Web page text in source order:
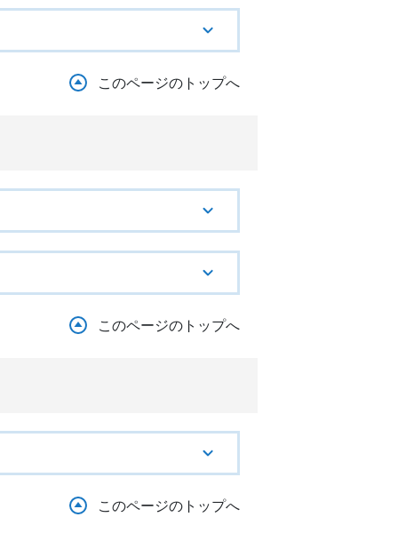
このページのトップへ
このページのトップへ
このページのトップへ